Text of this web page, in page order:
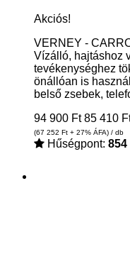
Akciós!
VERNEY -
Vízálló, hajtáshoz
tevékenységhez
önállóan is
belső zsebek,
94 900 Ft 85 410
(67 252 Ft + 27% ÁFA) / db
Hűségpont: 854